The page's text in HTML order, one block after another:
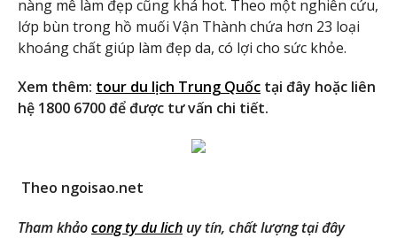
nàng mê làm đẹp cũng khá hot. Theo một nghiên cứu,
lớp bùn trong hồ muối Vận Thành chứa hơn 23 loại
khoáng chất giúp làm đẹp da, có lợi cho sức khỏe.
Xem thêm: tour du lịch Trung Quốc tại đây hoặc liên
hệ 1800 6700 để được tư vấn chi tiết.
Theo ngoisao.net
Tham khảocong ty du lich uy tín, chất lượng tại đây